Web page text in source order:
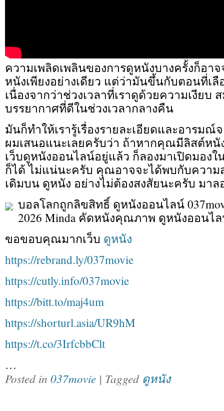
ความเพลิดเพลินของการดูหนังบางครั้งก็อา
หนังเพียงอย่างเดียว แต่ว่ามันขึ้นกับตอนที่เ
เนื่องจากว่าช่วงเวลาที่เราดูด้วยความเงียบ
บรรยากาศที่ดีในช่วงเวลากลางคืน
มันก็ทำให้เรารู้เรื่องรายละเอียดและอารม
ผมเสนอแนะเลยครับว่า ถ้าหากคุณมีลิสต์หนั
เว็บดูหนังออนไลน์อยู่แล้ว ก็ลองมาเปิดมองใ
ก็ได้ ไม่แน่นะครับ คุณอาจจะได้พบกับความ
เดิมบน ดูหนัง อย่างไม่ต้องสงสัยนะครับ มาล
บอลโลกถูกลิขสิทธิ์ ดูหนังออนไลน์
2026 Minda คัดหนังคุณภาพ ดูหนังออนไล
ขอขอบคุณมากเว็บ ดูหนัง
https://rebrand.ly/037movie
https://cutly.info/037movie
https://bitt.to/maj4um
https://shorturl.asia/UR9hM
https://t.co/3IrfcbbClt
…
Posted in 037movie | Tagged ดูหนัง